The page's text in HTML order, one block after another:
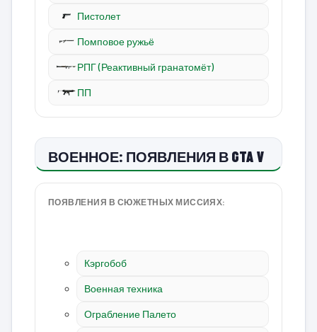
Пистолет
Помповое ружьё
РПГ (Реактивный гранатомёт)
ПП
ВОЕННОЕ: ПОЯВЛЕНИЯ В GTA V
ПОЯВЛЕНИЯ В СЮЖЕТНЫХ МИССИЯХ:
Кэргобоб
Военная техника
Ограбление Палето